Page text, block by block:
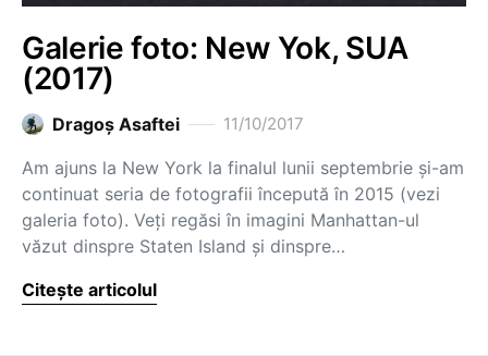
Galerie foto: New Yok, SUA
(2017)
Dragoş Asaftei 11/10/2017
Am ajuns la New York la finalul lunii septembrie și-am
continuat seria de fotografii începută în 2015 (vezi
galeria foto). Veți regăsi în imagini Manhattan-ul
văzut dinspre Staten Island și dinspre…
Citește articolul